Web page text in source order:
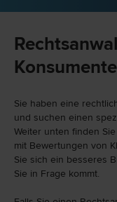
Sie haben eine
und suchen einen
Weiter unten finden
mit Bewertungen von
Sie sich ein besseres
Sie in Frage kommt.